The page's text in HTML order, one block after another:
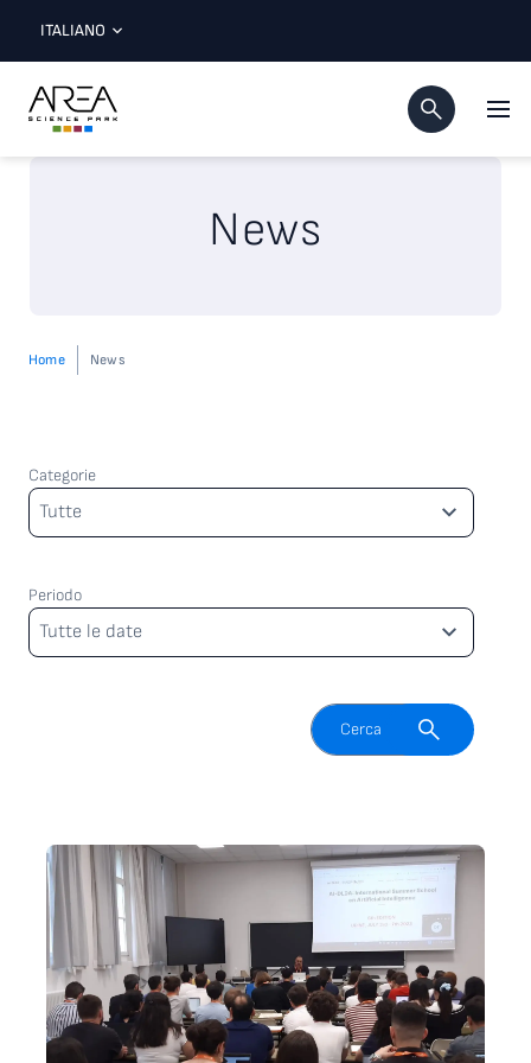
ITALIANO
News
Home News
Categorie
Categorie
Tutte
Periodo
Periodo
Tutte le date
Attiva il campo di ricerca